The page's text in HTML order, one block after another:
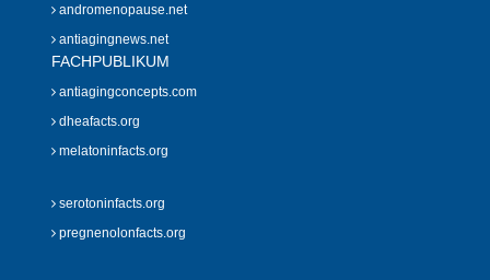
andromenopause.net
antiagingnews.net
FACHPUBLIKUM
antiagingconcepts.com
dheafacts.org
melatoninfacts.org
serotoninfacts.org
pregnenolonfacts.org